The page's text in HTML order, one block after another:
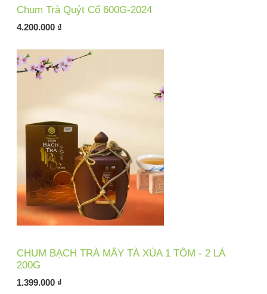
Chum Trà Quýt Cổ 600G-2024
4.200.000 ₫
CHUM BẠCH TRÀ MÂY TÀ XÙA 1 TÔM - 2 LÁ
200G
1.399.000 ₫